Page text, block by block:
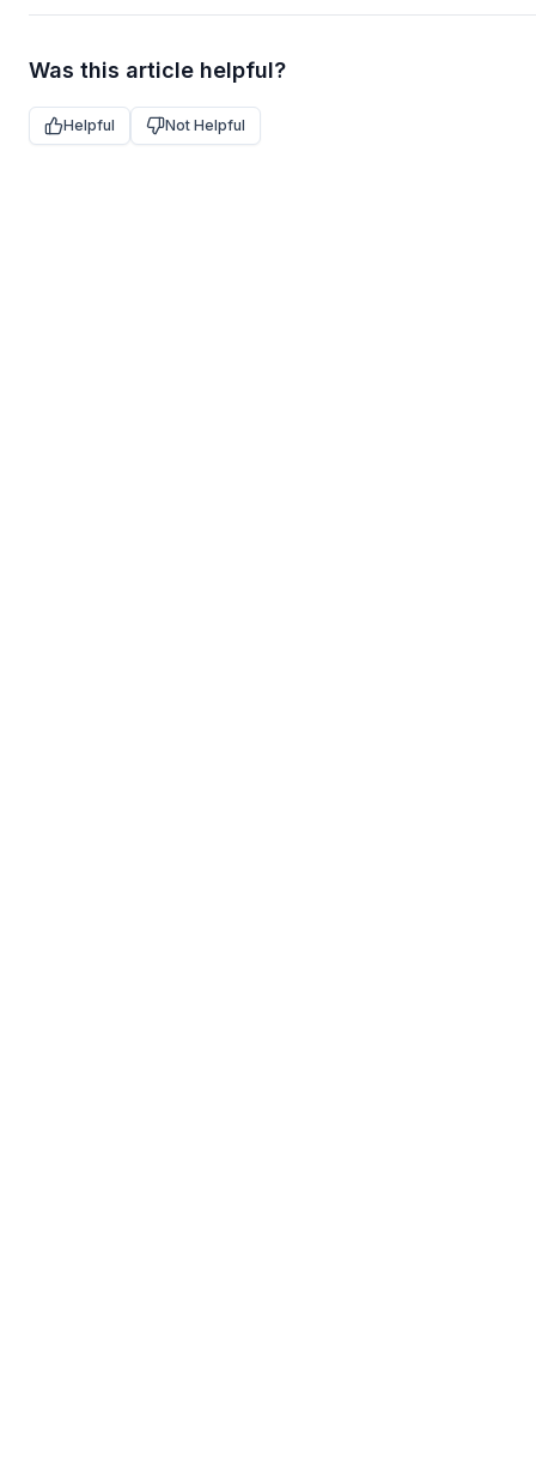
Was this article helpful?
Helpful Not Helpful